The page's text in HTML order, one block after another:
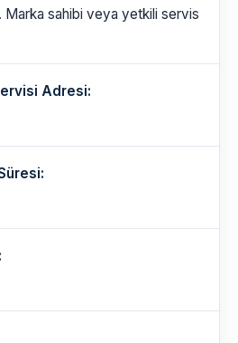
Marka sahibi veya yetkili servis
Adresi: